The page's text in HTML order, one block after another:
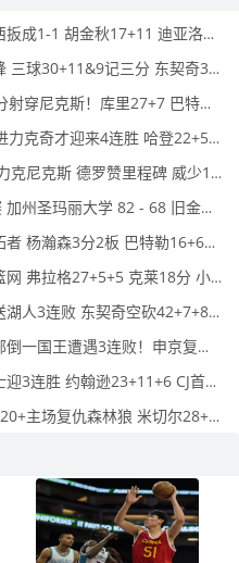
2026年05月10日 广厦客胜山西扳成1-1 胡金秋17+11 迪亚洛关键上篮不中
2026年01月16日 湖人不敌黄蜂 三球30+11&9记三分 东契奇39分 詹姆斯29+9+6
2026年01月16日 勇士20记三分射穿尼克斯！库里27+7 巴特勒32+8 穆迪三分9中7
2026年01月15日 快船27罚全进力克奇才迎来4连胜 哈登22+5+8 伦纳德33分4断
2026年01月15日 国王3人20+力克尼克斯 德罗赞里程碑 威少11助 布伦森伤退
2026年01月14日 NCAA常规赛 加州圣玛丽大学 82 - 68 旧金山大学 全场集锦
2026年01月14日 勇士大胜开拓者 杨瀚森3分2板 巴特勒16+6+5 库里9中2送11助
2026年01月13日 独行侠力克篮网 弗拉格27+5+5 克莱18分 小波特28+9
2026年01月13日 国王背靠背送湖人3连败 东契奇空砍42+7+8+4断 威少22+5+7
2026年01月12日 火箭不敌西部倒一国王遭遇3连败！申京复出19+9 阿门31+13+6
2026年01月12日 老鹰轻取勇士迎3连胜 约翰逊23+11+6 CJ首秀12分 库里31+5
2026年01月11日 骑士5人得分20+主场复仇森林狼 米切尔28+8 爱德华兹25+5